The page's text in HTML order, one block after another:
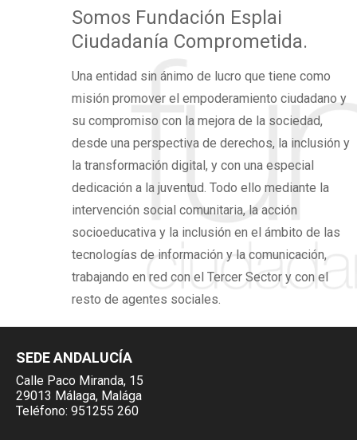
Somos Fundación Esplai
Ciudadanía Comprometida.
Una entidad sin ánimo de lucro que tiene como
misión promover el empoderamiento ciudadano y
su compromiso con la mejora de la sociedad,
desde una perspectiva de derechos, la inclusión y
la transformación digital, y con una especial
dedicación a la juventud. Todo ello mediante la
intervención social comunitaria, la acción
socioeducativa y la inclusión en el ámbito de las
tecnologías de información y la comunicación,
trabajando en red con el Tercer Sector y con el
resto de agentes sociales.
SEDE ANDALUCÍA
Calle Paco Miranda, 15
29013 Málaga, Malága
Teléfono: 951255 260